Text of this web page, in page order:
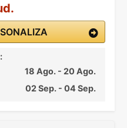
18 Ago. - 20 Ago.
02 Sep. - 04 Sep.